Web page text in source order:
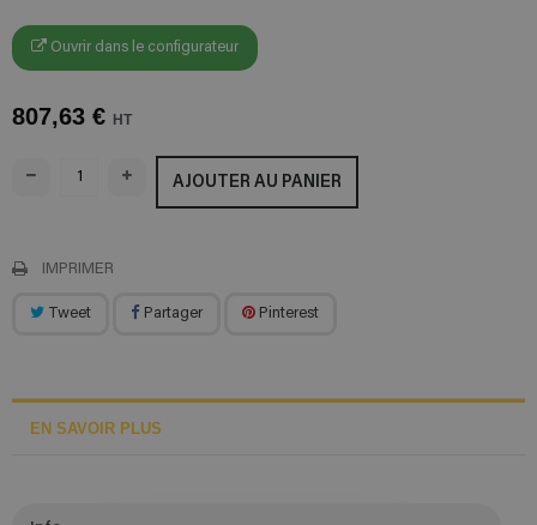
Ouvrir dans le configurateur
807,63 € HT
AJOUTER AU PANIER
IMPRIMER
Tweet Partager Pinterest
EN SAVOIR PLUS